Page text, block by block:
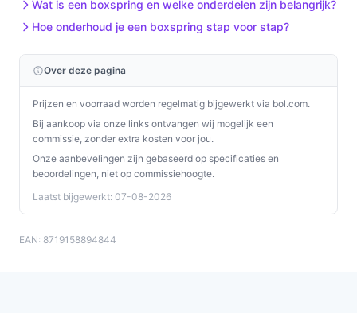
Wat is een boxspring en welke onderdelen zijn belangrijk?
Hoe onderhoud je een boxspring stap voor stap?
Over deze pagina
Prijzen en voorraad worden regelmatig bijgewerkt via bol.com.
Bij aankoop via onze links ontvangen wij mogelijk een
commissie, zonder extra kosten voor jou.
Onze aanbevelingen zijn gebaseerd op specificaties en
beoordelingen, niet op commissiehoogte.
Laatst bijgewerkt: 07-08-2026
EAN: 8719158894844